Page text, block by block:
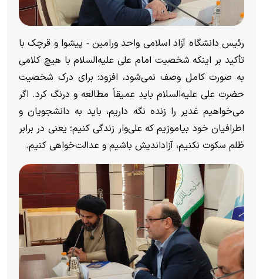
رئیس دانشگاه آزاد اسلامی واحد ورامین ‑ پیشوا و قرچک با
تأکید بر اینکه شخصیت امام علی علیه‌السلام با هیچ کلامی
به صورت کامل وصف نمی‌شود، افزود: برای درک شخصیت
حضرت علی علیه‌السلام باید عمیقاً مطالعه و درنگ کرد. اگر
می‌خواهیم غدیر را زنده نگه داریم، باید به دانشجویان و
اطرافیان خود بیاموزیم که علی‌وار زندگی کنیم؛ یعنی در برابر
ظلم سکوت نکنیم، آزاداندیش باشیم و عدالت‌خواهی کنیم.